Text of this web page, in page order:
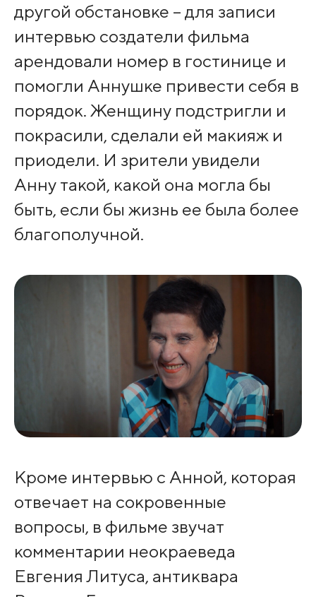
другой обстановке – для записи
интервью создатели фильма
арендовали номер в гостинице и
помогли Аннушке привести себя в
порядок. Женщину подстригли и
покрасили, сделали ей макияж и
приодели. И зрители увидели
Анну такой, какой она могла бы
быть, если бы жизнь ее была более
благополучной.
Кроме интервью с Анной, которая
отвечает на сокровенные
вопросы, в фильме звучат
комментарии неокраеведа
Евгения Литуса, антиквара